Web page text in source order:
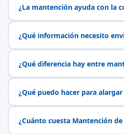
¿La mantención ayuda con la
¿Qué información necesito
¿Qué diferencia hay entre
¿Qué puedo hacer para
¿Cuánto cuesta Mantención